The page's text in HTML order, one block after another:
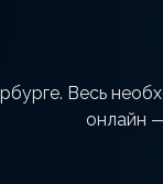
Весь
онлайн